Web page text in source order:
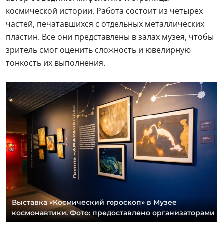
космической истории. Работа состоит из четырех
частей, печатавшихся с отдельных металлических
пластин. Все они представлены в залах музея, чтобы
зритель смог оценить сложность и ювелирную
тонкость их выполнения.
Выставка «Космический гороскоп» в Музее
космонавтики. Фото: предоставлено организаторами